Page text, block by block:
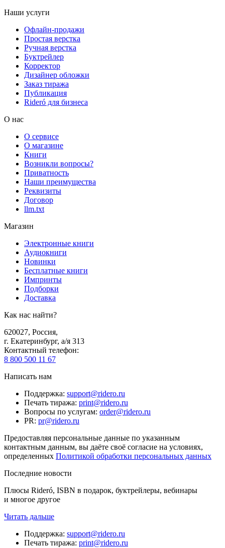
Наши услуги
Офлайн-продажи
Простая верстка
Ручная верстка
Буктрейлер
Корректор
Дизайнер обложки
Заказ тиража
Публикация
Rideró для бизнеса
О нас
О сервисе
О магазине
Книги
Возникли вопросы?
Приватность
Наши преимущества
Реквизиты
Договор
llm.txt
Магазин
Электронные книги
Аудиокниги
Новинки
Бесплатные книги
Импринты
Подборки
Доставка
Как нас найти?
620027, Россия,
г. Екатеринбург, а/я 313
Контактный телефон:
8 800 500 11 67
Написать нам
Поддержка: support@ridero.ru
Печать тиража: print@ridero.ru
Вопросы по услугам: order@ridero.ru
PR: pr@ridero.ru
Предоставляя персональные данные по указанным
контактным данным, вы даёте своё согласие на условиях,
определенных Политикой обработки персональных данных
Последние новости
Плюсы Rideró, ISBN в подарок, буктрейлеры, вебинары
и многое другое
Читать дальше
Поддержка: support@ridero.ru
Печать тиража: print@ridero.ru